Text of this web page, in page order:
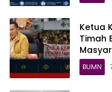
Ketua
Timah
BUMN